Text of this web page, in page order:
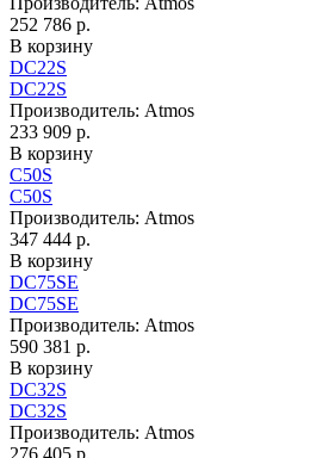
252 786 р.
В корзину
DC22S
DC22S
Производитель: Atmos
233 909 р.
В корзину
C50S
C50S
Производитель: Atmos
347 444 р.
В корзину
DC75SE
DC75SE
Производитель: Atmos
590 381 р.
В корзину
DC32S
DC32S
Производитель: Atmos